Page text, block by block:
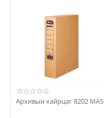
Архивын хайрцаг 8202 MAS